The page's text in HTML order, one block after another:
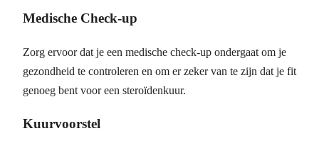
Medische Check-up
Zorg ervoor dat je een medische check-up ondergaat om je
gezondheid te controleren en om er zeker van te zijn dat je fit
genoeg bent voor een steroïdenkuur.
Kuurvoorstel